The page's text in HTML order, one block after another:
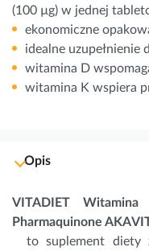
(100 µg) w jednej
ekonomiczne
idealne uzupełnienie
witamina D
witamina K wspiera
Opis
VITADIET
Pharmaquinone
to suplement diety